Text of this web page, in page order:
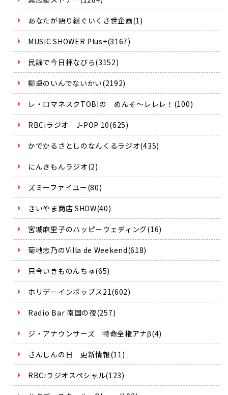
あなたが語り継ぐいくさ世企画(1)
MUSIC SHOWER Plus+(3167)
民謡で今日拝なびら(3152)
柳卓のいんでないかい(2192)
レ・ロマネスクTOBIの めんそ～レレレ！(100)
RBCiラジオ J-POP 10(625)
かでかるさとしのなんくるラジオ(435)
にんきもんラジオ(2)
ズミーファイユー(80)
きいやま商店 SHOW(40)
宮城麻里子のハッピーウェディング(16)
菊地志乃のVilla de Weekend(618)
只今いきものんちゅ(65)
ホリデーインポップス21(602)
Radio Bar 南国の夜(257)
ジ・アナウンサーズ 特命全権アナβ(4)
さんしんの日 更新情報(11)
RBCiラジオスペシャル(123)